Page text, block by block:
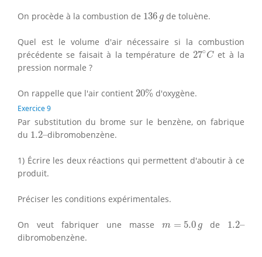
On procède à la combustion de 136 g
136gde toluène.
Quel est le volume d'air nécessaire si la combustion
précédente se faisait à la température de 27∘C
27∘Cet à la
pression normale ?
On rappelle que l'air contient 20%
20% d'oxygène.
Exercice 9
Par substitution du brome sur le benzène, on fabrique
du 1.2–
1.2 –
dibromobenzène.
1) Écrire les deux réactions qui permettent d'aboutir à ce
produit.
Préciser les conditions expérimentales.
On veut fabriquer une masse m = 5.0 g
m =5.0g de 1.2–
1.2
dibromobenzène.